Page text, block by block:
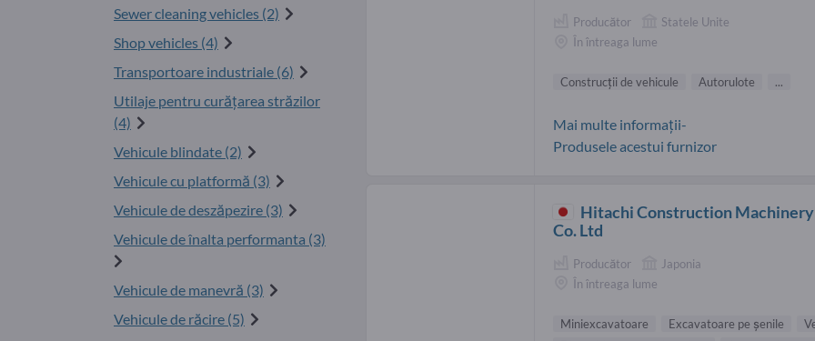
Sewer cleaning vehicles (2)
Shop vehicles (4)
Transportoare industriale (6)
Utilaje pentru curăţarea străzilor
(4)
Vehicule blindate (2)
Vehicule cu platformă (3)
Vehicule de deszăpezire (3)
Vehicule de înalta performanta (3)
Vehicule de manevră (3)
Vehicule de răcire (5)
Producător
Statele Unite
În întreaga lume
Construcţii de vehicule Autorulote ...
Mai multe informații-
Produsele acestui furnizor
Hitachi Construction Machinery
Co. Ltd
Producător
Japonia
În întreaga lume
Miniexcavatoare Excavatoare pe şenile